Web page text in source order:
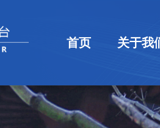
首页 关于我
平台简
组织机
规章制